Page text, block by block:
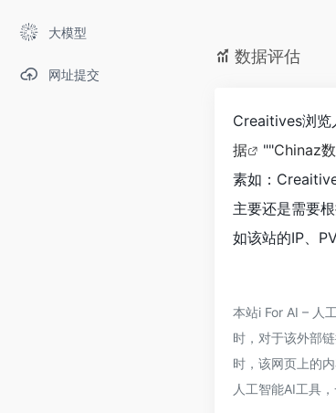
大模型
网址提交
数据评估
Creaitives浏览
据
""Chinaz
素如：
主要还是需要
如该站的IP、
本站i For AI – 人
时，对于该外部
时，该网页上的
人工智能AI工具